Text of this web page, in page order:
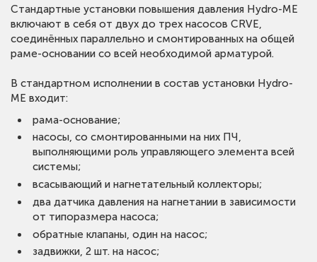
Стандартные установки повышения давления Hydro-ME
включают в себя от двух до трех насосов CRVE,
соединённых параллельно и смонтированных на общей
раме-основании со всей необходимой арматурой.
В стандартном исполнении в состав установки Hydro-
ME входит:
рама-основание;
насосы, со смонтированными на них ПЧ,
выполняющими роль управляющего элемента всей
системы;
всасывающий и нагнетательный коллекторы;
два датчика давления на нагнетании в зависимости
от типоразмера насоса;
обратные клапаны, один на насос;
задвижки, 2 шт. на насос;
Номинальное напряжение:3 x 380-415 В
Степень защиты (IEC 34-5):IP54
Класс изоляции (IEC 85):F
Общий объём резервуара(ов):12 л